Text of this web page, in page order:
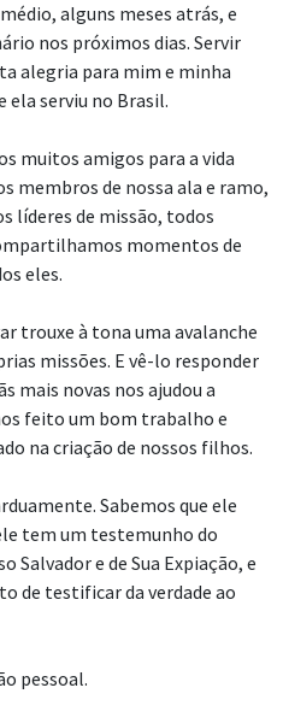
alguns meses atrás, e
nos próximos dias. Servir
alegria para mim e minha
ela serviu no Brasil.
muitos amigos para a vida
membros de nossa ala e ramo,
líderes de missão, todos
momentos de
eles.
trouxe à tona uma avalanche
missões. E vê-lo responder
mais novas nos ajudou a
feito um bom trabalho e
na criação de nossos filhos.
Sabemos que ele
tem um testemunho do
Salvador e de Sua Expiação, e
de testificar da verdade ao
pessoal.